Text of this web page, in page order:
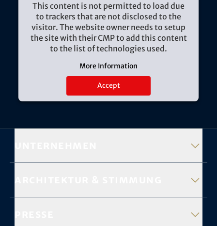
This content is not permitted to load due
to trackers that are not disclosed to the
visitor. The website owner needs to setup
the site with their CMP to add this content
to the list of technologies used.
More Information
Accept